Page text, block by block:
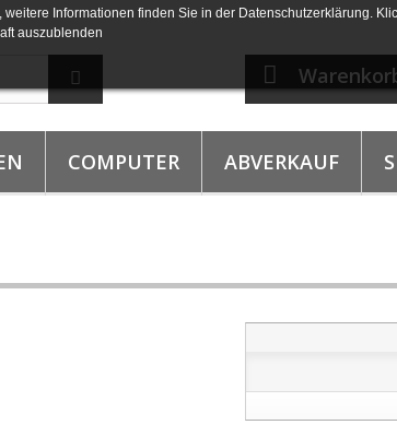
COMPUTER ABVERKAUF
Informationen finden Sie in der Datenschutzerklärung.
auszublenden